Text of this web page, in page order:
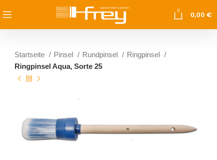
0 0,00 €
Startseite Pinsel Rundpinsel
Ringpinsel
Ringpinsel Aqua, Sorte 25